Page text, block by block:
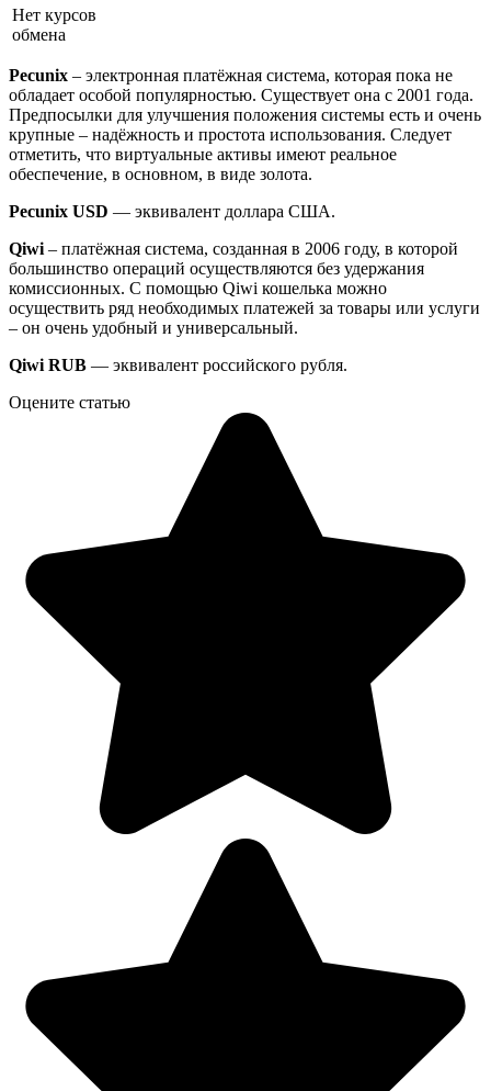
Нет курсов
обмена
Pecunix – электронная платёжная система, которая пока не
обладает особой популярностью. Существует она с 2001 года.
Предпосылки для улучшения положения системы есть и очень
крупные – надёжность и простота использования. Следует
отметить, что виртуальные активы имеют реальное
обеспечение, в основном, в виде золота.
Pecunix USD — эквивалент доллара США.
Qiwi – платёжная система, созданная в 2006 году, в которой
большинство операций осуществляются без удержания
комиссионных. С помощью Qiwi кошелька можно
осуществить ряд необходимых платежей за товары или услуги
– он очень удобный и универсальный.
Qiwi RUB — эквивалент российского рубля.
Оцените статью